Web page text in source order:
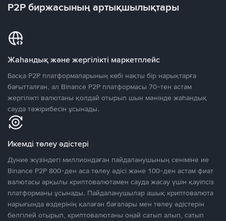
P2P биржасының артықшылықтары
Жаһандық және жергілікті маркетплейс
Басқа P2P платформаларының көбі нақты бір нарықтарға
бағытталған, ал Binance P2P платформасы 70-тен астам
жергілікті валютаны қолдай отырып шын мәнінде жаһандық
сауда тәжірибесін ұсынады.
Икемді төлеу әдістері
Дүние жүзіндегі миллиондаған пайдаланушының сеніміне ие
Binance P2P 800-ден аса төлеу әдісі және 100-ден астам фиат
валютасы арқылы криптовалютамен сауда жасау үшін қауіпсіз
платформаны ұсынады. Пайдаланушылар ашық криптовалюта
нарығында өздерінің қалаған бағалары мен төлеу әдістерін
белгілей отырып, криптовалютаны оңай сатып алып, сатып